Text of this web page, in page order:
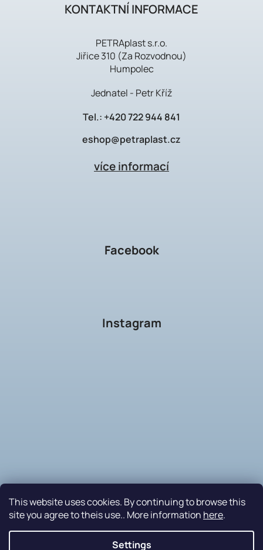
This website uses cookies. By continuing to browse this
site you agree to theis use.. More information here.
Settings
KONTAKTNÍ INFORMACE
PETRAplast s.r.o.
Jiřice 310 (Za Rozvodnou)
Humpolec
Jednatel - Petr Kříž
Tel.: +420 722 944 841
eshop@petraplast.cz
více informací
Facebook
Instagram
Follow on Instagram